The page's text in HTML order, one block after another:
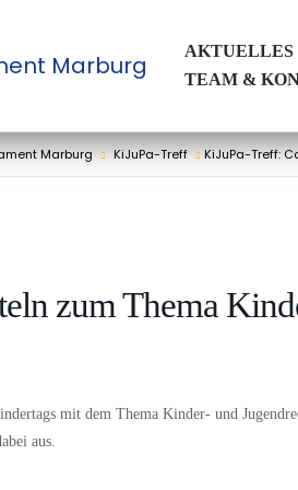
Marburg AKTUELLES
TEAM &
Marburg KiJuPa-Treff KiJuPa-Treff:
zum Thema
mit dem Thema Kinder- und
aus.